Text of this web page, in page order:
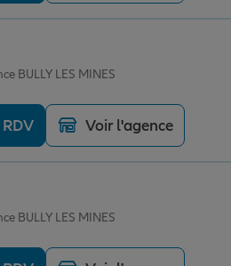
BULLY LES MINES
Voir l'agence
BULLY LES MINES